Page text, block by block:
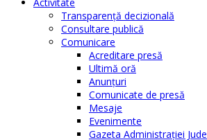
Transparenţă decizională
Consultare publică
Comunicare
Acreditare presă
Ultimă oră
Anunţuri
Comunicate de presă
Mesaje
Evenimente
Gazeta Administraţiei